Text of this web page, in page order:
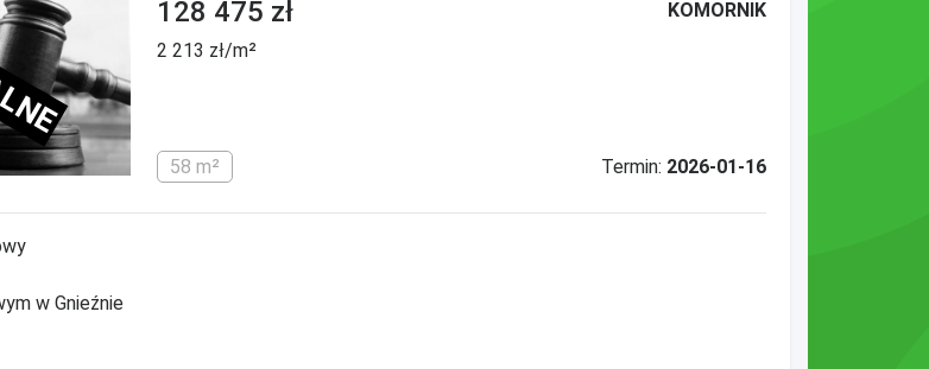
128 475 zł
2 213 zł/m²
58 m²
KOMORNIK
Termin: 2026-01-16
w Gnieźnie